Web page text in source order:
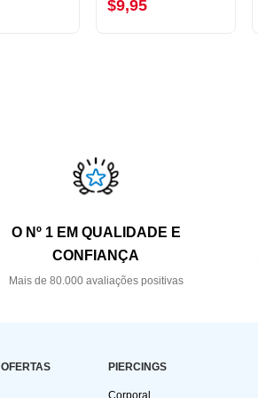
$9,95
O Nº 1 EM QUALIDADE E
CONFIANÇA
Mais de 80.000 avaliações positivas
PIERCINGS
Corporal